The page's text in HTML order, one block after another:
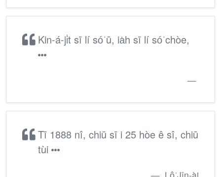
Kin-á-ji̍t sī lí só͘ ū, ia̍h sī lí só͘ chòe,
Tī 1888 nî, chiū sī i 25 hòe ê sî, chiū
tùi